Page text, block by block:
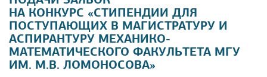
НА КОНКУРС «СТИПЕНДИИ ДЛЯ
ПОСТУПАЮЩИХ В МАГИСТРАТУРУ И
АСПИРАНТУРУ МЕХАНИКО-
МАТЕМАТИЧЕСКОГО ФАКУЛЬТЕТА МГУ
ИМ. М.В. ЛОМОНОСОВА»